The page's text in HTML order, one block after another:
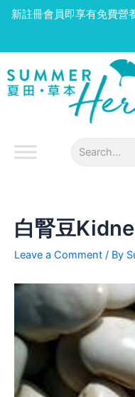
新註冊會員即享有免費營
Skip
白腎豆
Leave a Comment / By
navigation